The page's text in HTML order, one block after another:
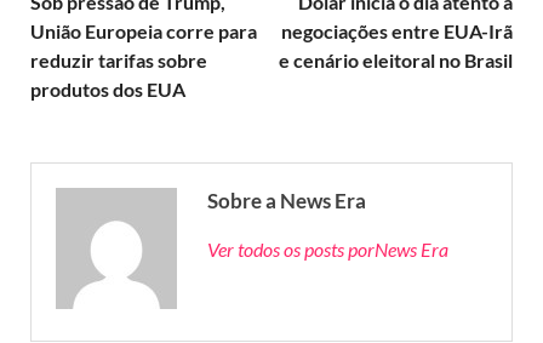
União Europeia corre para
reduzir tarifas sobre
produtos dos EUA
negociações entre EUA-Irã
e cenário eleitoral no Brasil
Sobre a News Era
Ver todos os posts porNews Era